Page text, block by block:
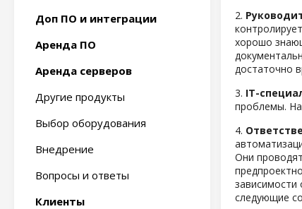
Доп ПО и интеграции
Аренда ПО
Аренда серверов
Другие продукты
Выбор оборудования
Внедрение
Вопросы и ответы
Клиенты
2.
хорошо
достаточно
3. IT-
проблемы.
4.
Они
следующие